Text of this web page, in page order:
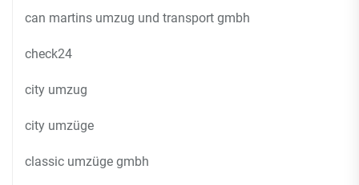
can martins umzug und transport gmbh
check24
city umzug
city umzüge
classic umzüge gmbh